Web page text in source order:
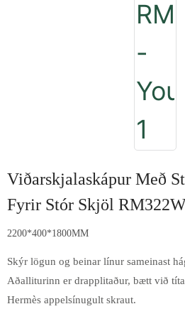
Viðarskjalaskápur Með
Fyrir Stór Skjöl
2200*400*1800MM
Skýr lögun og beinar línur sameinast
Aðalliturinn er drapplitaður, bætt við
Hermès appelsínugult skraut.